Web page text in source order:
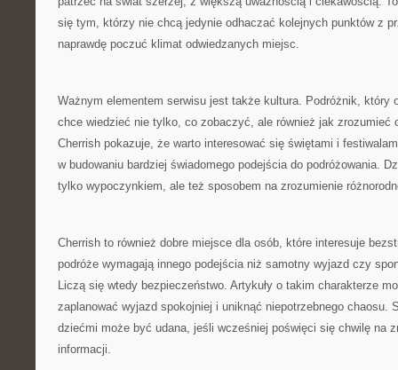
się tym, którzy nie chcą jedynie odhaczać kolejnych punktów z
naprawdę poczuć klimat odwiedzanych miejsc.
Ważnym elementem serwisu jest także kultura. Podróżnik, który
chce wiedzieć nie tylko, co zobaczyć, ale również jak zrozumieć
Cherrish pokazuje, że warto interesować się świętami i
w budowaniu bardziej świadomego podejścia do podróżowania.
tylko wypoczynkiem, ale też sposobem na zrozumienie
Cherrish to również dobre miejsce dla osób, które interesuje
podróże wymagają innego podejścia niż samotny wyjazd czy
Liczą się wtedy bezpieczeństwo. Artykuły o takim charakterze
zaplanować wyjazd spokojniej i uniknąć niepotrzebnego chaosu.
dziećmi może być udana, jeśli wcześniej poświęci się chwilę na
informacji.